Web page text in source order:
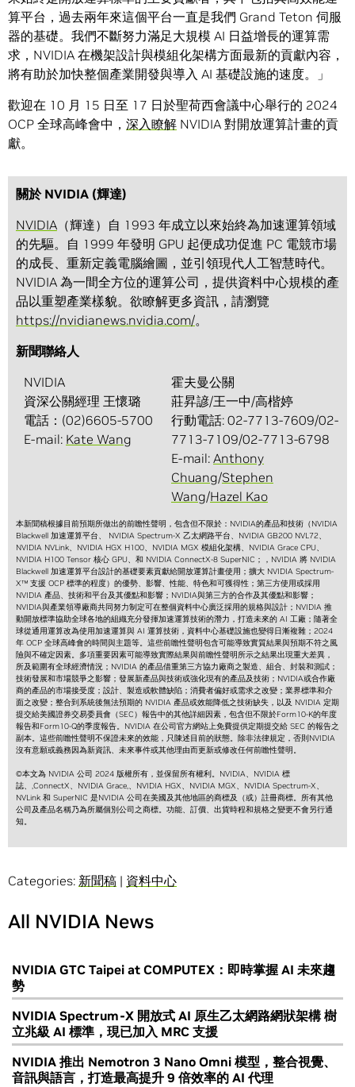
算平台，過去兩年來這個平台一直是我們 Grand Teton 伺服
器的基礎。我們不斷努力滿足大規模 AI 日益增長的運算需
求，NVIDIA 在機架設計與模組化架構方面最新的貢獻內容，
將有助於加快整個產業開發與導入 AI 基礎設施的速度。」
歡迎在 10 月 15 日至 17 日於聖荷西會議中心舉行的 2024
OCP 全球高峰會中， 深入瞭解 NVIDIA 對開放運算計畫的貢
獻。
關於 NVIDIA (輝達)
NVIDIA （輝達）自 1993 年成立以來始終為加速運算領域
的先驅。自 1999 年發明 GPU 起便成功促進 PC 電競市場
的成長、重新定義電腦繪圖，並引領現代人工智慧時代。
NVIDIA 為一間全方位的運算公司，提供資料中心規模的產
品以重塑產業樣貌。欲瞭解更多資訊，請瀏覽
https://nvidianews.nvidia.com/。
新聞聯絡人
NVIDIA
資深公關經理 王懷璐
電話：(02)6605-5700
E-mail: Kate Wang
霍夫曼公關
莊昇諺/王一中/高楷婷
行動電話: 02-7713-7609/02-
7713-7109/02-7713-6798
E-mail: Anthony
Chuang/Stephen
Wang/Hazel Kao
本新聞稿根據目前預期所做出的前瞻性聲明，包含但不限於：NVIDIA的產品和技術（NVIDIA
Blackwell 加速運算平台、 NVIDIA Spectrum-X 乙太網路平台、NVIDIA GB200 NVL72、
NVIDIA NVLink、NVIDIA HGX H100、NVIDIA MGX 模組化架構、NVIDIA Grace CPU、
NVIDIA H100 Tensor 核心 GPU、和 NVIDIA ConnectX-8 SuperNIC；，NVIDIA 將 NVIDIA
Blackwell 加速運算平台設計的基礎要素貢獻給開放運算計畫使用；擴大 NVIDIA Spectrum-
X™ 支援 OCP 標準的程度）的優勢、影響、性能、特色和可獲得性；第三方使用或採用
NVIDIA 產品、技術和平台及其優點和影響；NVIDIA與第三方的合作及其優點和影響；
NVIDIA與產業領導廠商共同努力制定可在整個資料中心廣泛採用的規格與設計；NVIDIA 推
動開放標準協助全球各地的組織充分發揮加速運算技術的潛力，打造未來的 AI 工廠；隨著全
球從通用運算改為使用加速運算與 AI 運算技術，資料中心基礎設施也變得日漸複雜；2024
年 OCP 全球高峰會的時間與主題等。這些前瞻性聲明包含可能導致實質結果與預期不符之風
險與不確定因素。多項重要因素可能導致實際結果與前瞻性聲明所示之結果出現重大差異，
所及範圍有全球經濟情況；NVIDIA 的產品借重第三方協力廠商之製造、組合、封裝和測試；
技術發展和市場競爭之影響；發展新產品與技術或強化現有的產品及技術；NVIDIA或合作廠
商的產品的市場接受度；設計、製造或軟體缺陷；消費者偏好或需求之改變；業界標準和介
面之改變；整合到系統後無法預期的 NVIDIA 產品或效能降低之技術缺失，以及 NVIDIA 定期
提交給美國證券交易委員會（SEC）報告中的其他詳細因素，包含但不限於Form10-K的年度
報告和Form10-Q的季度報告。NVIDIA 在公司官方網站上免費提供定期提交給 SEC 的報告之
副本。這些前瞻性聲明不保證未來的效能，只陳述目前的狀態。除非法律規定，否則NVIDIA
沒有意願或義務因為新資訊、未來事件或其他理由而更新或修改任何前瞻性聲明。
©本文為 NVIDIA 公司 2024 版權所有，並保留所有權利。NVIDIA、NVIDIA 標
誌、,ConnectX、NVIDIA Grace,、NVIDIA HGX、NVIDIA MGX、NVIDIA Spectrum-X、
NVLink 和 SuperNIC 是NVIDIA 公司在美國及其他地區的商標及（或）註冊商標。所有其他
公司及產品名稱乃為所屬個別公司之商標。功能、訂價、出貨時程和規格之變更不會另行通
知。
Categories: 新聞稿 | 資料中心
All NVIDIA News
NVIDIA GTC Taipei at COMPUTEX：即時掌握 AI 未來趨
勢
NVIDIA Spectrum-X 開放式 AI 原生乙太網路網狀架構 樹
立兆級 AI 標準，現已加入 MRC 支援
NVIDIA 推出 Nemotron 3 Nano Omni 模型，整合視覺、
音訊與語言，打造最高提升 9 倍效率的 AI 代理